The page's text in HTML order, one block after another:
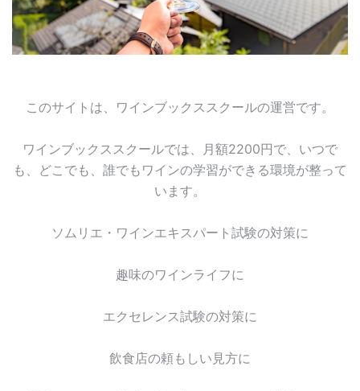
このサイトは、ワインブックススクールの運営です。
ワインブックススクールでは、月額2200円で、いつで
も、どこでも、誰でもワインの学習ができる環境が整って
います。
ソムリエ・ワインエキスパート試験の対策に
趣味のワインライフに
エクセレンス試験の対策に
飲食店の頼もしい見方に